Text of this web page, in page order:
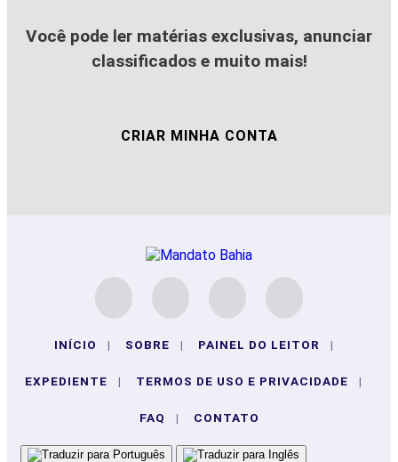
Você pode ler matérias exclusivas, anunciar
classificados e muito mais!
CRIAR MINHA CONTA
INÍCIO | SOBRE | PAINEL DO LEITOR |
EXPEDIENTE | TERMOS DE USO E PRIVACIDADE |
FAQ | CONTATO